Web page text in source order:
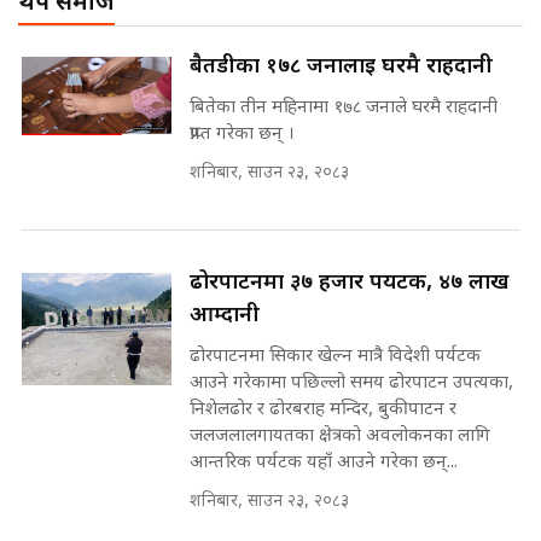
राष्ट्रिय सवालमा ९ दल एकजुट ||
Prachanda, Rabi, Gagan Stand
on the Same Page ||
SIDHAKURA ||
भनिन्–साथ दिनुहोस्, दबाब होइन ||
रसुवाकाे भाङ्गे झरना | Bhange
Waterfall of Rasuwa ||
SIDHAKURA ||
SIDHAKURA
पोप्पोको पासोः कमाउने लोभमा घरबार नै
उठिबास | The Dark Side of
INVESTIGATION
घुसको डिल || Raj Kumar Gupta ||
SIDHAKURA ||
घुसको डिल गर्ने मन्त्रीकाे राजिनामा,
भूमिसुधार मन्त्रीलाई जोगाइदै ! ||
SIDHAKURA ||
बैतडीका १७८ जनालाई घरमै राहदानी
बितेका तीन महिनामा १७८ जनाले घरमै राहदानी
प्राप्त गरेका छन् ।
शनिबार, साउन २३, २०८३
ढोरपाटनमा ३७ हजार पर्यटक, ४७ लाख
आम्दानी
ढोरपाटनमा सिकार खेल्न मात्रै विदेशी पर्यटक
आउने गरेकामा पछिल्लो समय ढोरपाटन उपत्यका,
निशेलढोर र ढोरबराह मन्दिर, बुकीपाटन र
जलजलालगायतका क्षेत्रको अवलोकनका लागि
आन्तरिक पर्यटक यहाँ आउने गरेका छन्...
शनिबार, साउन २३, २०८३